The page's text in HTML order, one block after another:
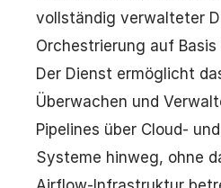
vollständig verwalteter
Orchestrierung auf
Der Dienst ermöglicht
Überwachen und
Pipelines über Cloud-
Systeme hinweg, ohne